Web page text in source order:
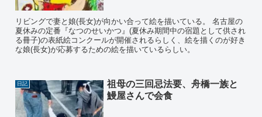
リビングで妻と娘(長女)が向かい合って絵を描いている。 名古屋の
夏休みの定番『なつのせいかつ』(夏休み期間中の宿題として供され
る冊子)の表紙絵コンクールが開催されるらしく、絵を描くのが好き
な娘(長女)が応募するための絵を描いているらしい。
日記
祖母の三回忌法要、舟橋一族と
鰻屋さんで会食